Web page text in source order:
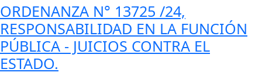
ORDENANZA N° 13725 /24,
RESPONSABILIDAD EN LA FUNCIÓN
PÚBLICA - JUICIOS CONTRA EL
ESTADO.